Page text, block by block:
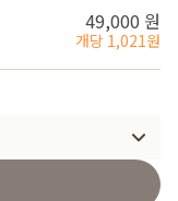
49,000 원
개당 1,021원